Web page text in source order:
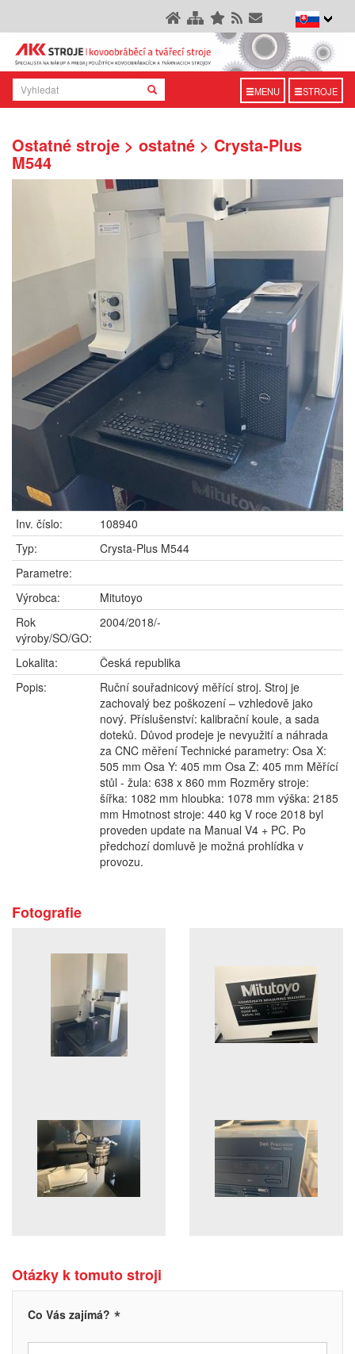
MENU STROJE
Ostatné stroje > ostatné > Crysta-Plus
M544
Inv. číslo:
108940
Typ:
Crysta-Plus M544
Parametre:
Výrobca:
Mitutoyo
Rok
výroby/SO/GO:
2004/2018/-
Lokalita:
Česká republika
Popis:
Ruční souřadnicový měřící stroj. Stroj je
zachovalý bez poškození – vzhledově jako
nový. Příslušenství: kalibrační koule, a sada
doteků. Důvod prodeje je nevyužití a náhrada
za CNC měření Technické parametry: Osa X:
505 mm Osa Y: 405 mm Osa Z: 405 mm Měřící
stůl - žula: 638 x 860 mm Rozměry stroje:
šířka: 1082 mm hloubka: 1078 mm výška: 2185
mm Hmotnost stroje: 440 kg V roce 2018 byl
proveden update na Manual V4 + PC. Po
předchozí domluvě je možná prohlídka v
provozu.
Fotografie
Otázky k tomuto stroji
Co Vás zajímá? *